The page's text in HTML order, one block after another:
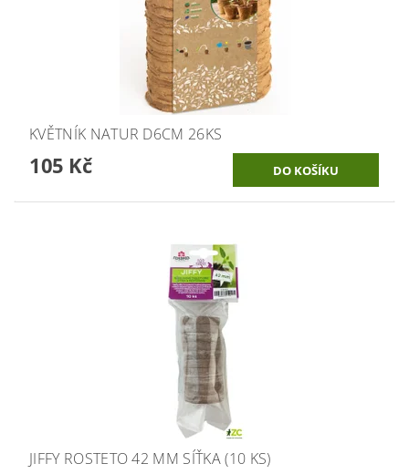
KVĚTNÍK NATUR D6CM 26KS
105 Kč
JIFFY ROSTETO 42 MM SÍŤKA (10 KS)